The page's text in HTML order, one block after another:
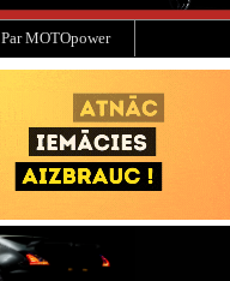
Par MOTOpower